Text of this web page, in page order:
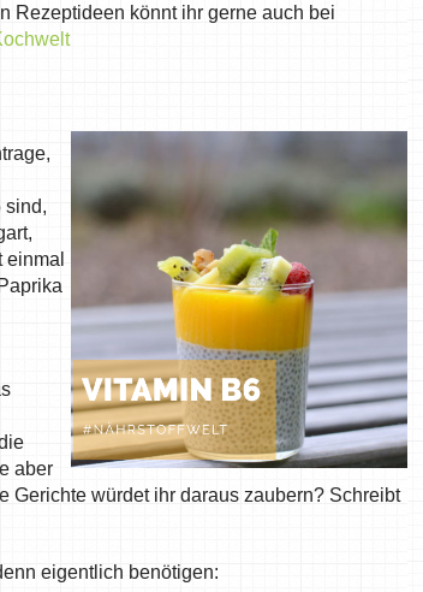
Rezeptideen könnt ihr gerne auch bei
sind,
aber
Gerichte würdet ihr daraus zaubern? Schreibt
eigentlich benötigen: